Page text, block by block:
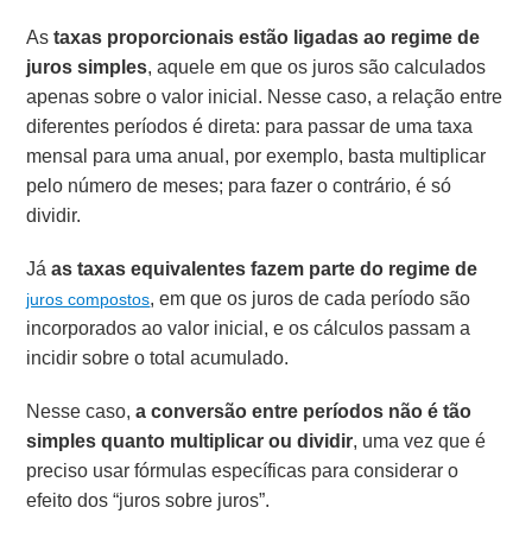
Astaxas proporcionais estão ligadas ao regime de
juros simples, aquele em que os juros são calculados
apenas sobre o valor inicial. Nesse caso, a relação entre
diferentes períodos é direta: para passar de uma taxa
mensal para uma anual, por exemplo, basta multiplicar
pelo número de meses; para fazer o contrário, é só
dividir.
Jáas taxas equivalentes fazem parte do regime de
juros compostos, em que os juros de cada período são
incorporados ao valor inicial, e os cálculos passam a
incidir sobre o total acumulado.
Nesse caso,a conversão entre períodos não é tão
simples quanto multiplicar ou dividir, uma vez que é
preciso usar fórmulas específicas para considerar o
efeito dos “juros sobre juros”.